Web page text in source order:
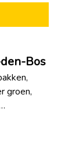
Bos
groen,